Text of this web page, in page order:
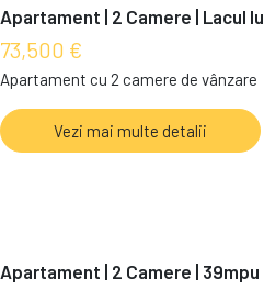
Apartament | 2 Camere | Lacul
73,500 €
Apartament cu 2 camere de vânzare
Vezi mai multe detalii
Apartament | 2 Camere |